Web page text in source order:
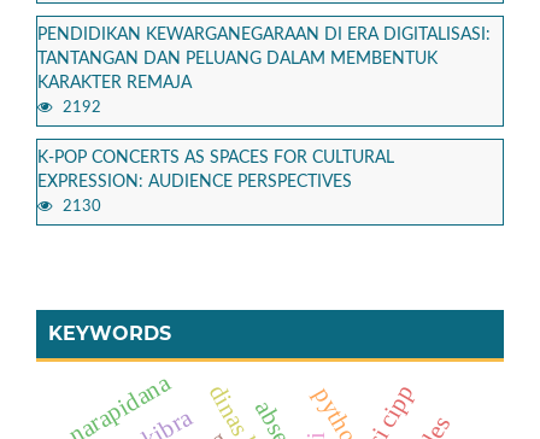
PENDIDIKAN KEWARGANEGARAAN DI ERA DIGITALISASI:
TANTANGAN DAN PELUANG DALAM MEMBENTUK
KARAKTER REMAJA
2192
K-POP CONCERTS AS SPACES FOR CULTURAL
EXPRESSION: AUDIENCE PERSPECTIVES
2130
KEYWORDS
narapidana python